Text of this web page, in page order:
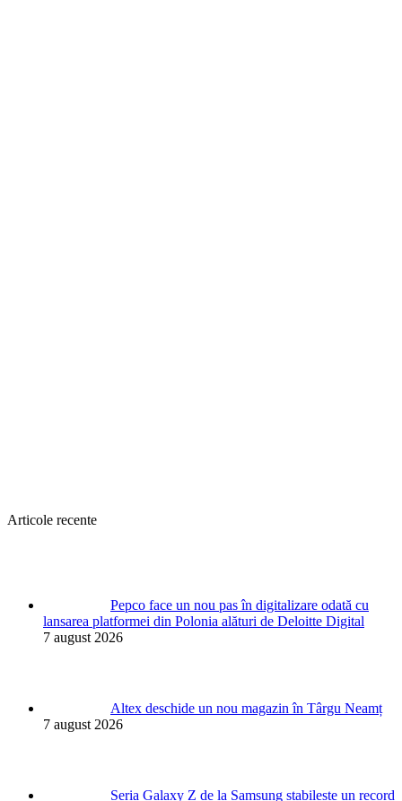
Articole recente
Pepco face un nou pas în digitalizare odată cu
lansarea platformei din Polonia alături de Deloitte Digital
7 august 2026
Altex deschide un nou magazin în Târgu Neamț
7 august 2026
Seria Galaxy Z de la Samsung stabilește un record